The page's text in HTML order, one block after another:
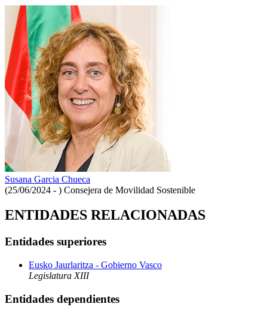
Susana Garcia Chueca
(25/06/2024 - ) Consejera de Movilidad Sostenible
ENTIDADES RELACIONADAS
Entidades superiores
Eusko Jaurlaritza - Gobierno Vasco
Legislatura XIII
Entidades dependientes